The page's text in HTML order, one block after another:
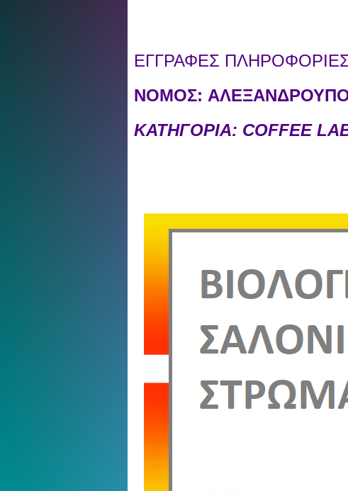
ΕΓΓΡΑΦΕΣ
ΝΟΜΟΣ:
ΚΑΤΗΓΟΡΙΑ: COFFEE